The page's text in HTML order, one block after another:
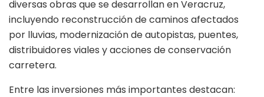
diversas obras que se desarrollan en Veracruz,
incluyendo reconstrucción de caminos afectados
por lluvias, modernización de autopistas, puentes,
distribuidores viales y acciones de conservación
carretera.
Entre las inversiones más importantes destacan: